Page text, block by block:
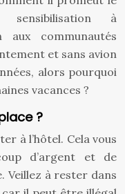
sensibilisation à
aux communautés
et sans avion
alors pourquoi
vacances ?
?
à l’hôtel. Cela vous
d’argent et de
Veillez à rester dans